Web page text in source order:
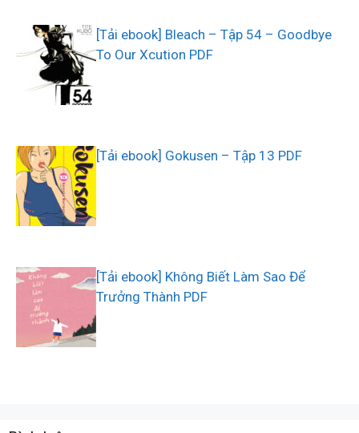
[Tải ebook] Bleach – Tập 54 – Goodbye
To Our Xcution PDF
[Tải ebook] Gokusen – Tập 13 PDF
[Tải ebook] Không Biết Làm Sao Để
Trưởng Thành PDF